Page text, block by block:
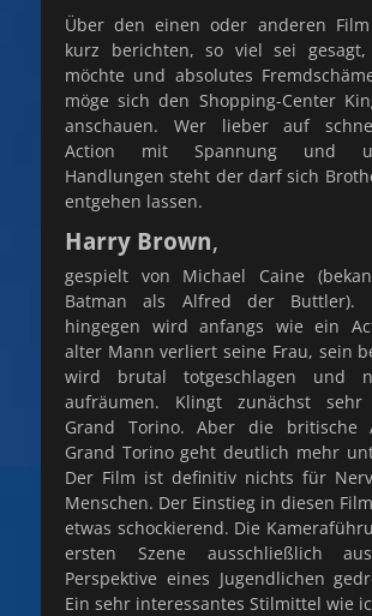
Über den einen oder anderen
kurz berichten, so viel sei
möchte und absolutes
möge sich den Shopping-Center
anschauen. Wer lieber auf
Action mit Spannung und
Handlungen steht der darf sich
entgehen lassen.
Harry Brown,
gespielt von Michael Caine
Batman als Alfred der Buttler).
hingegen wird anfangs wie ein
alter Mann verliert seine Frau, sein
wird brutal totgeschlagen und
aufräumen. Klingt zunächst
Grand Torino. Aber die britische
Grand Torino geht deutlich mehr
Der Film ist definitiv nichts für
Menschen. Der Einstieg in diesen
etwas schockierend. Die
ersten Szene ausschließlich
Perspektive eines Jugendlichen
Ein sehr interessantes Stilmittel wie